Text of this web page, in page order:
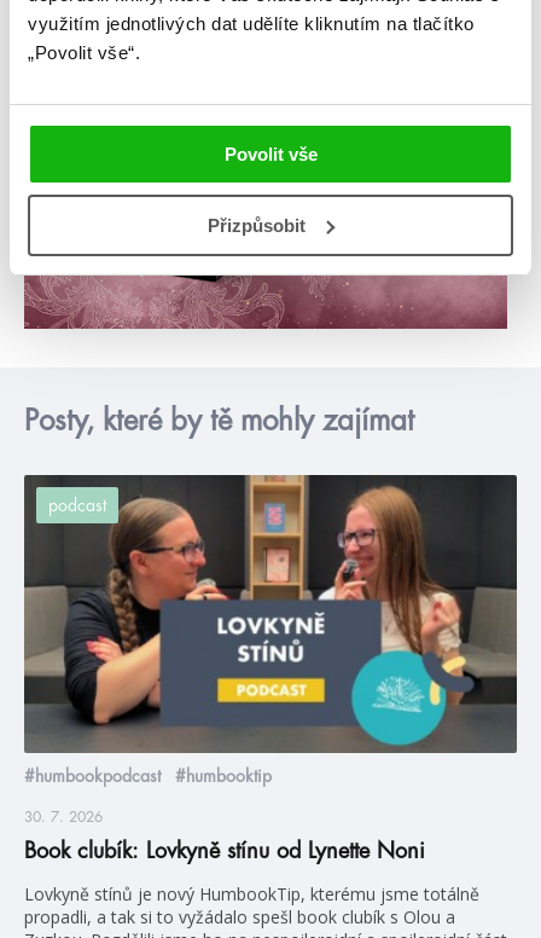
využitím jednotlivých dat udělíte kliknutím na tlačítko
„Povolit vše“.
Povolit vše
Přizpůsobit
Posty, které by tě mohly zajímat
podcast
#humbookpodcast #humbooktip
30. 7. 2026
Book clubík: Lovkyně stínu od Lynette Noni
Lovkyně stínů je nový HumbookTip, kterému jsme totálně
propadli, a tak si to vyžádalo spešl book clubík s Olou a